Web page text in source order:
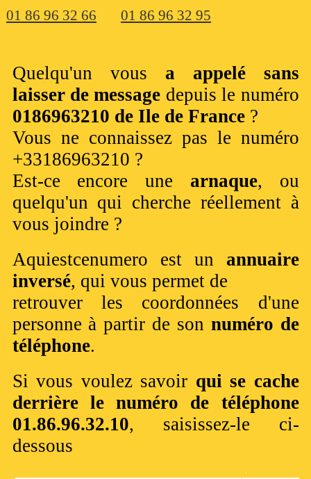
01 86 96 32 66
01 86 96 32 95
Quelqu'un vous a appelé sans
laisser de message depuis le numéro
0186963210 de Ile de France?
Vous ne connaissez pas le numéro
+33186963210 ?
Est-ce encore une arnaque, ou
quelqu'un qui cherche réellement à
vous joindre ?
Aquiestcenumero est un annuaire
inversé, qui vous permet de
retrouver les coordonnées d'une
personne à partir de son numéro de
téléphone.
Si vous voulez savoir qui se cache
derrière le numéro de téléphone
01.86.96.32.10, saisissez-le ci-
dessous